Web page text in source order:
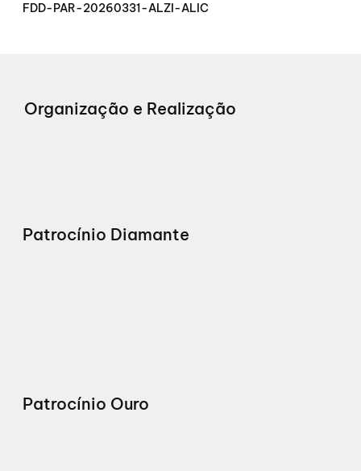
FDD-PAR-20260331-ALZI-ALIC
Organização e Realização
Patrocínio Diamante
Patrocínio Ouro